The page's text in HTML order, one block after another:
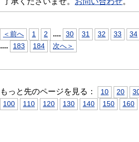
＜前へ 1 2 .... 30 31 32 33 34
.... 183 184 次へ＞
もっと先のページを見る： 10 20
100
110 120 130 140 150 160